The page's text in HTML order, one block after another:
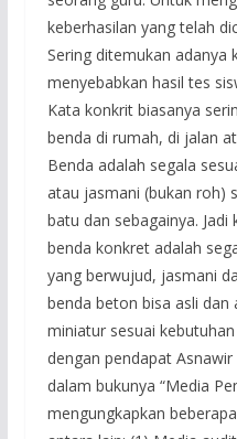
keberhasilan yang telah
Sering ditemukan adanya
menyebabkan hasil tes
Kata konkrit biasanya
benda di rumah, di jalan
Benda adalah segala
atau jasmani (bukan roh)
batu dan sebagainya.
benda konkret adalah
yang berwujud, jasmani
benda beton bisa asli dan
miniatur sesuai
dengan pendapat
dalam bukunya “Media
mengungkapkan